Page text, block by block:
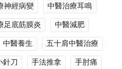
神經病變
中醫治療耳鳴
足底筋膜炎
中醫減肥
中醫養生
五十肩中醫治療
針刀 手法推拿
手肘痛